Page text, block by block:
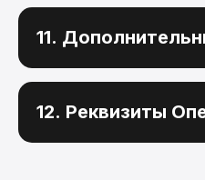
11.
12. Реквизиты
+7 901 468-10-87